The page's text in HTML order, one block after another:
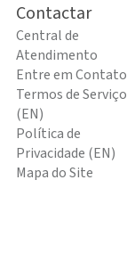
Contactar
Central de
Atendimento
Entre em Contato
Termos de Serviço
(EN)
Política de
Privacidade (EN)
Mapa do Site